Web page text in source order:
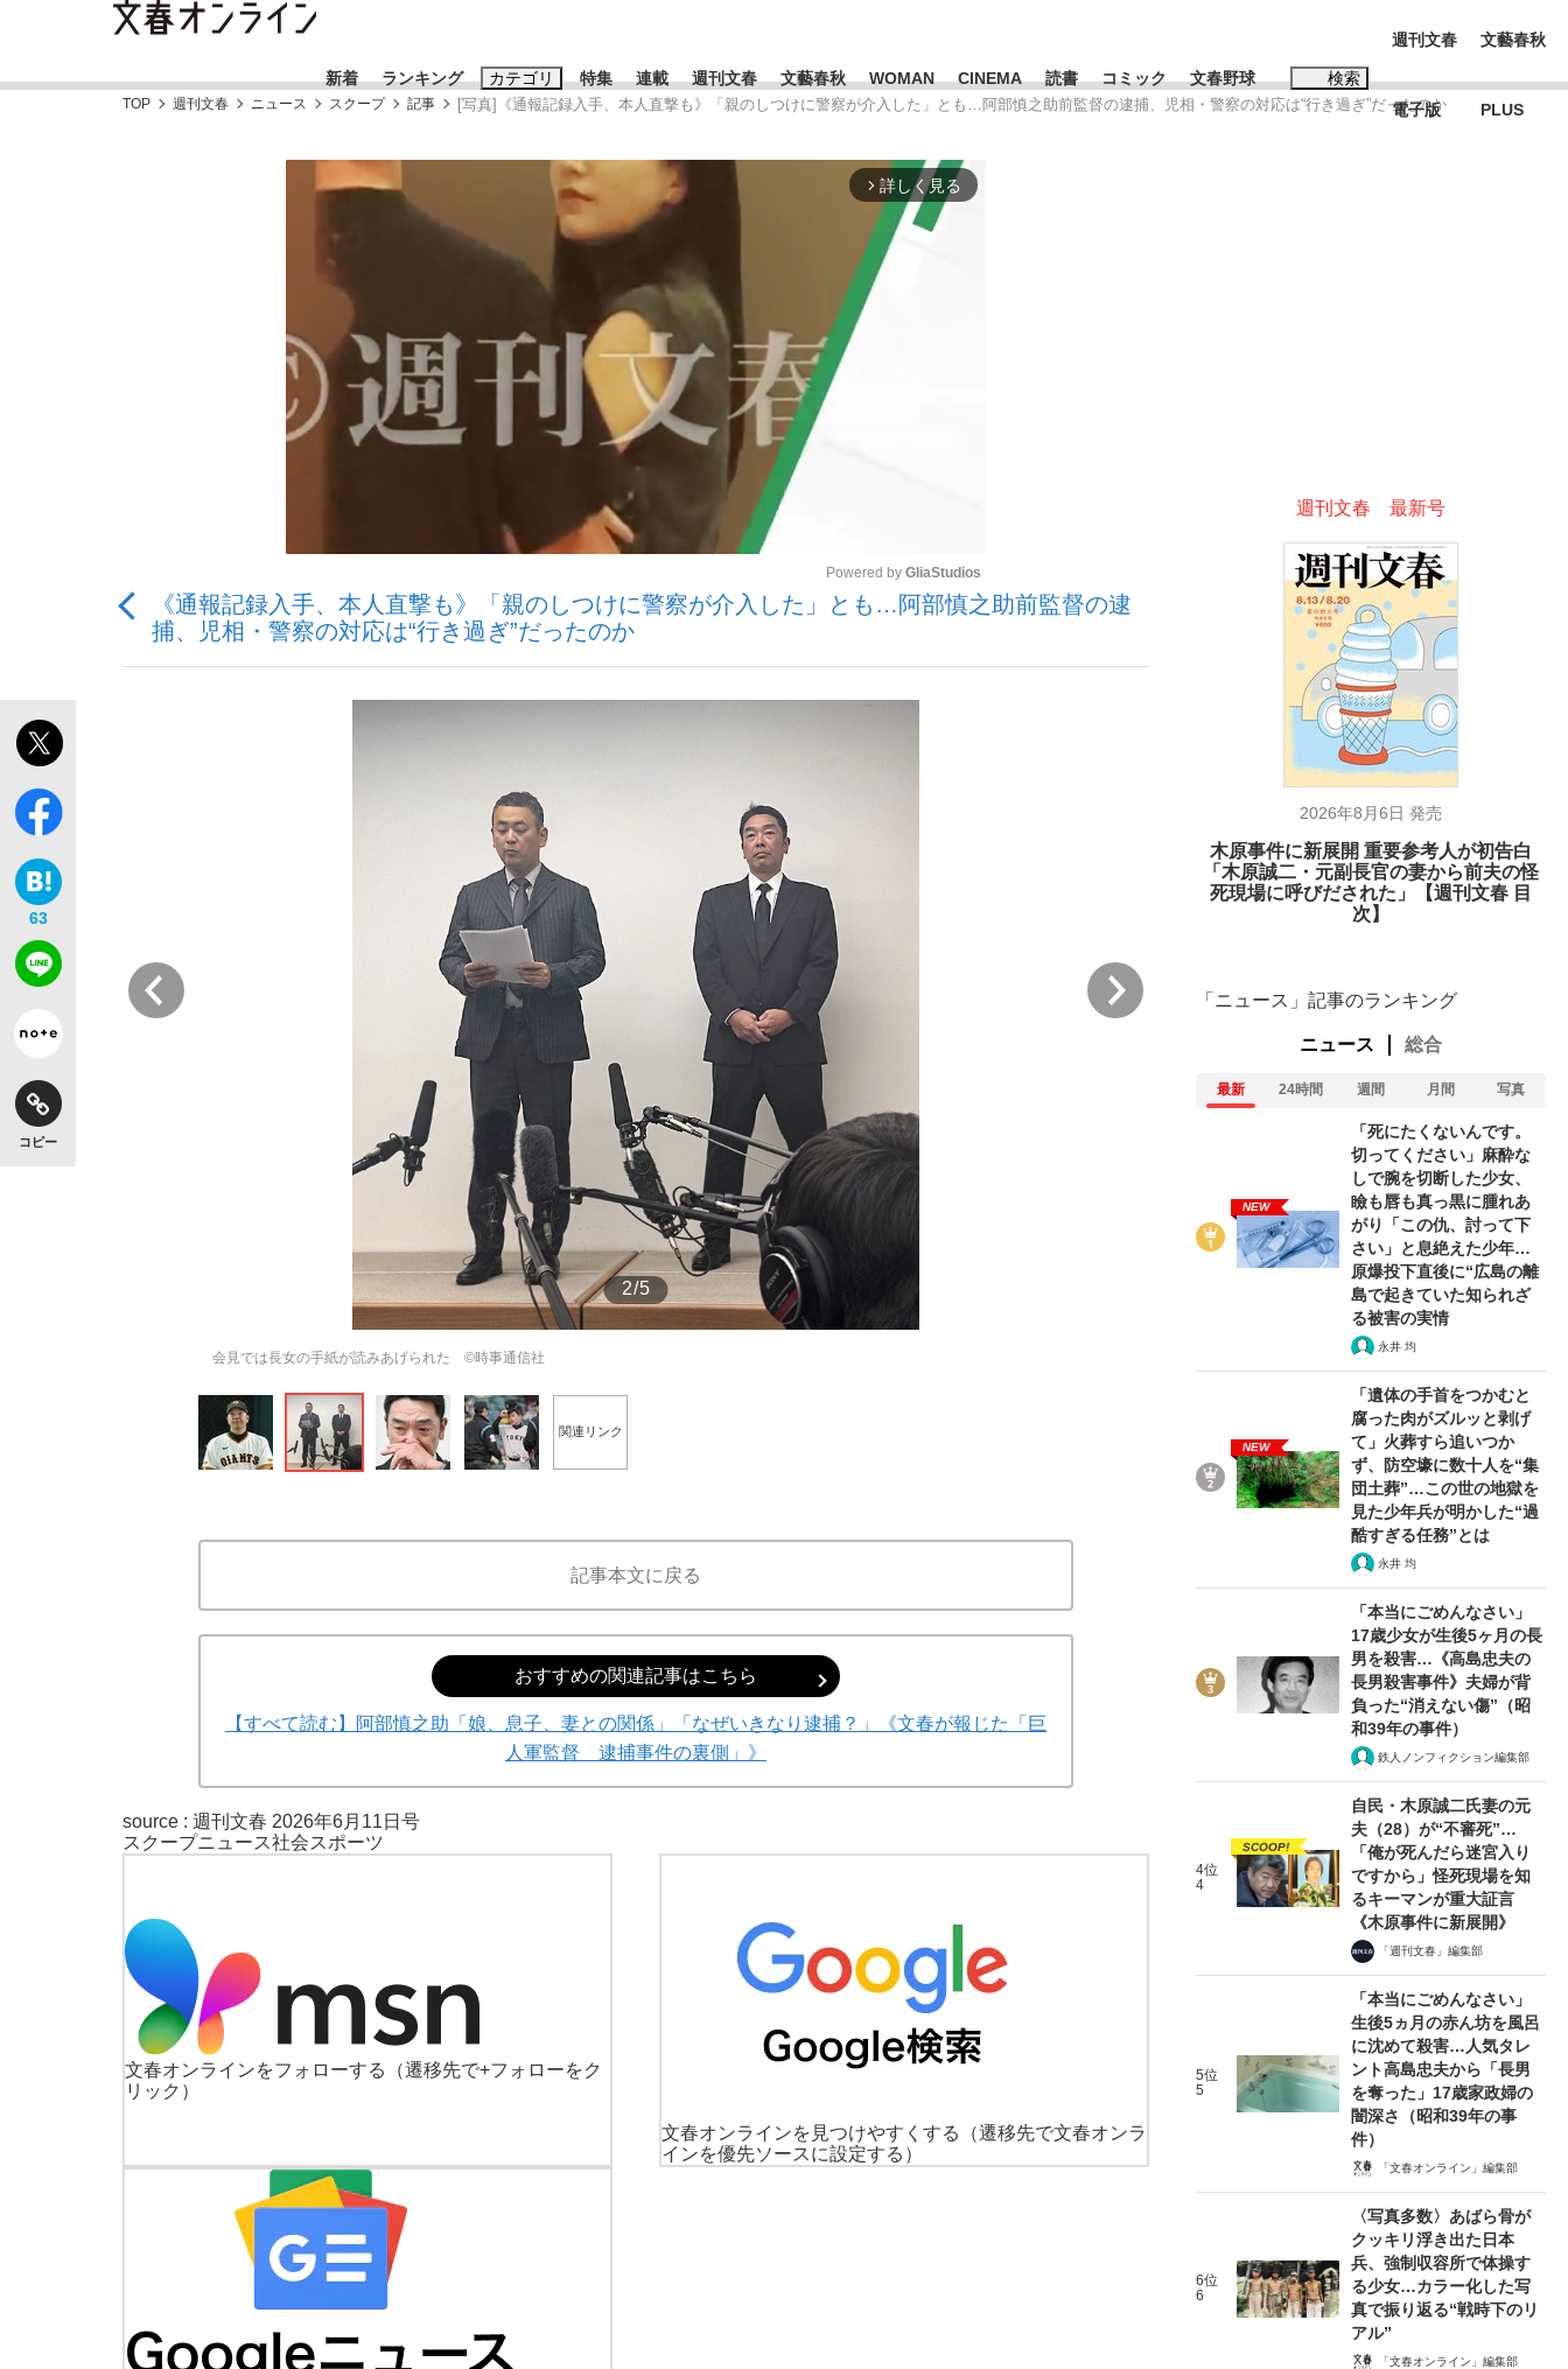
新着 ランキング カテゴリ
「90%は失敗する。でも…」本田圭佑が初めて明かした日本代表監督に...
「クマが悪者扱いされているのが悲しい」『北の国から』倉本聰氏（91...
「目標達成できなかったからと言って…」サッカー日本代表・森保一監督...
もっと見る
特集
終戦から81年
いまさら聞けない資産運用のすべて
もっと見る
連載 週刊文春 文藝春秋 WOMAN CINEMA 読書 コミック 文春野球 検索
おすすめのキーワードタグ一覧
#三山凌輝 #高市早苗 #後藤真希 #森岡毅 #城彰二
#亀和田武
週刊文春
電子版
文藝春秋
PLUS
TOP 週刊文春 ニュース スクープ 記事 [写真]《通報記録入手、本人直撃も》「親のしつけに警察が介入した」とも…阿部慎之助前監督の逮捕、児相・警察の対応は“行き過ぎ”だったのか
arrow_forward_ios 詳しく見る
Powered by GliaStudios
《通報記録入手、本人直撃も》「親のしつけに警察が介入した」とも…阿部慎之助前監督の逮
捕、児相・警察の対応は“行き過ぎ”だったのか
63
コピー
2/5
会見では長女の手紙が読みあげられた ©時事通信社
3/5
関連リンク
記事本文に戻る
おすすめの関連記事はこちら
【すべて読む】阿部慎之助「娘、息子、妻との関係」「なぜいきなり逮捕？」《文春が報じた「巨
人軍監督 逮捕事件の裏側」》
source : 週刊文春 2026年6月11日号
スクープニュース社会スポーツ
文春オンラインをフォローする
（遷移先で+フォローをク
リック）
文春オンラインを見つけやすくする
（遷移先で文春オンラ
インを優先ソースに設定する）
週刊文春 最新号
2026年8月6日 発売
木原事件に新展開 重要参考人が初告白
「木原誠二・元副長官の妻から前夫の怪
死現場に呼びだされた」【週刊文春 目
次】
「ニュース」記事のランキング
ニュース 総合
最新 24時間 週間 月間 写真
NEW
「死にたくないんです。
切ってください」麻酔な
しで腕を切断した少女、
瞼も唇も真っ黒に腫れあ
がり「この仇、討って下
さい」と息絶えた少年…
原爆投下直後に“広島の離
島で起きていた知られざ
る被害の実情
永井 均
NEW
「遺体の手首をつかむと
腐った肉がズルッと剥げ
て」火葬すら追いつか
ず、防空壕に数十人を“集
団土葬”…この世の地獄を
見た少年兵が明かした“過
酷すぎる任務”とは
永井 均
「本当にごめんなさい」
17歳少女が生後5ヶ月の長
男を殺害…《高島忠夫の
長男殺害事件》夫婦が背
負った“消えない傷”（昭
和39年の事件）
鉄人ノンフィクション編集部
4位
4
SCOOP!
自民・木原誠二氏妻の元
夫（28）が“不審死”…
「俺が死んだら迷宮入り
ですから」怪死現場を知
るキーマンが重大証言
《木原事件に新展開》
「週刊文春」編集部
5位
5
「本当にごめんなさい」
生後5ヵ月の赤ん坊を風呂
に沈めて殺害…人気タレ
ント高島忠夫から「長男
を奪った」17歳家政婦の
闇深さ（昭和39年の事
件）
「文春オンライン」編集部
6位
6
〈写真多数〉あばら骨が
クッキリ浮き出た日本
兵、強制収容所で体操す
る少女…カラー化した写
真で振り返る“戦時下のリ
アル”
「文春オンライン」編集部